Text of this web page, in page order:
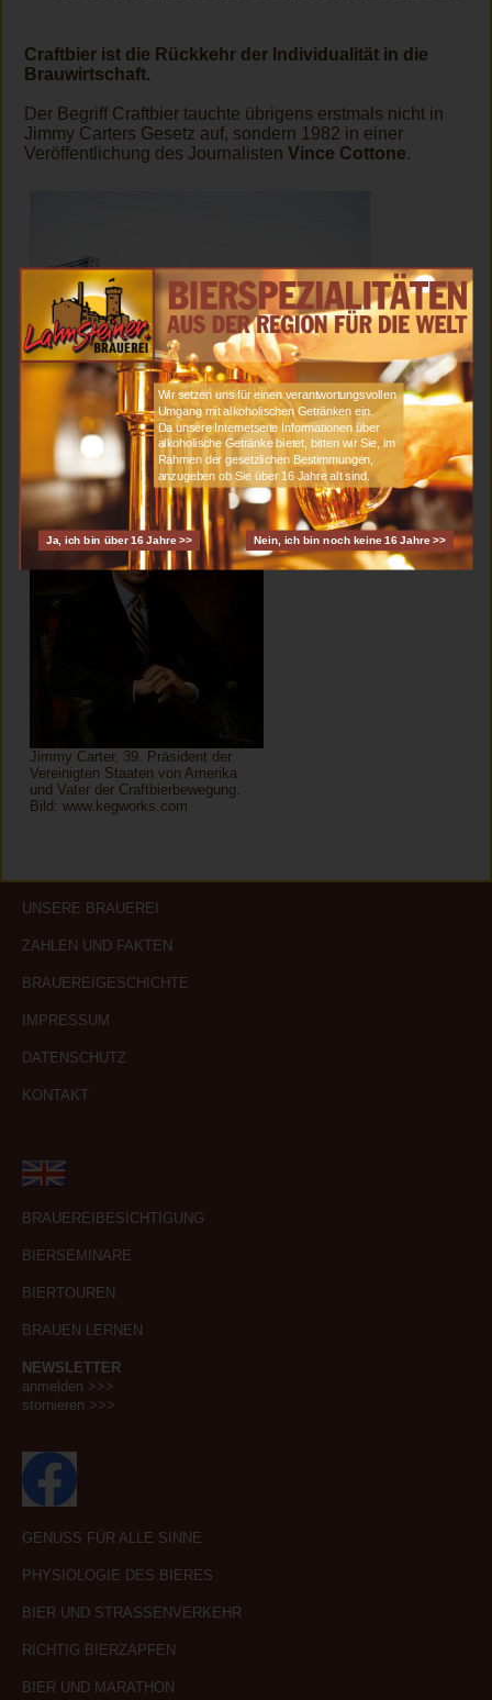
Craftbier ist die Rückkehr der Individualität in die
Brauwirtschaft.
Der Begriff Craftbier tauchte übrigens erstmals nicht in
Jimmy Carters Gesetz auf, sondern 1982 in einer
Veröffentlichung des Journalisten Vince Cottone.
Typisches Beispiel einer Craftbierbrauerei: Beaus All
Natural Brewing Company in Vamkleek Hill, Ontario,
Kanada. Bild: www.beaus.ca
Jimmy Carter, 39. Präsident der
Vereinigten Staaten von Amerika
und Vater der Craftbierbewegung.
Bild: www.kegworks.com
UNSERE BRAUEREI
ZAHLEN UND FAKTEN
BRAUEREIGESCHICHTE
IMPRESSUM
DATENSCHUTZ
KONTAKT
BRAUEREIBESICHTIGUNG
BIERSEMINARE
BIERTOUREN
BRAUEN LERNEN
NEWSLETTER
anmelden >>>
stornieren >>>
GENUSS FÜR ALLE SINNE
PHYSIOLOGIE DES BIERES
BIER UND STRASSENVERKEHR
RICHTIG BIERZAPFEN
BIER UND MARATHON
Wir setzen uns für einen verantwortungsvollen
Umgang mit alkoholischen Getränken ein.
Da unsere Internetseite Informationen über
alkoholische Getränke bietet, bitten wir Sie, im
Rahmen der gesetzlichen Bestimmungen,
anzugeben ob Sie über 16 Jahre alt sind.
Ja, ich bin über 16 Jahre >> Nein, ich bin noch keine 16 Jahre >>